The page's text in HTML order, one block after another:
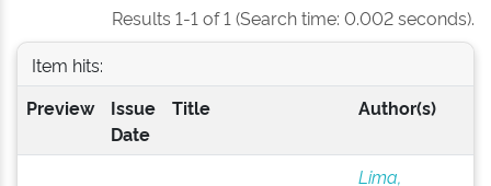
Results 1-1 of 1 (Search time: 0.002 seconds).
Item hits:
Preview
Issue
Date
Title Author(s)
Lima,